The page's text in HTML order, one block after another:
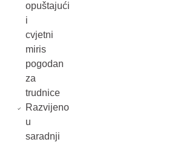
opuštajući
i
cvjetni
miris
pogodan
za
trudnice
Razvijeno
u
saradnji